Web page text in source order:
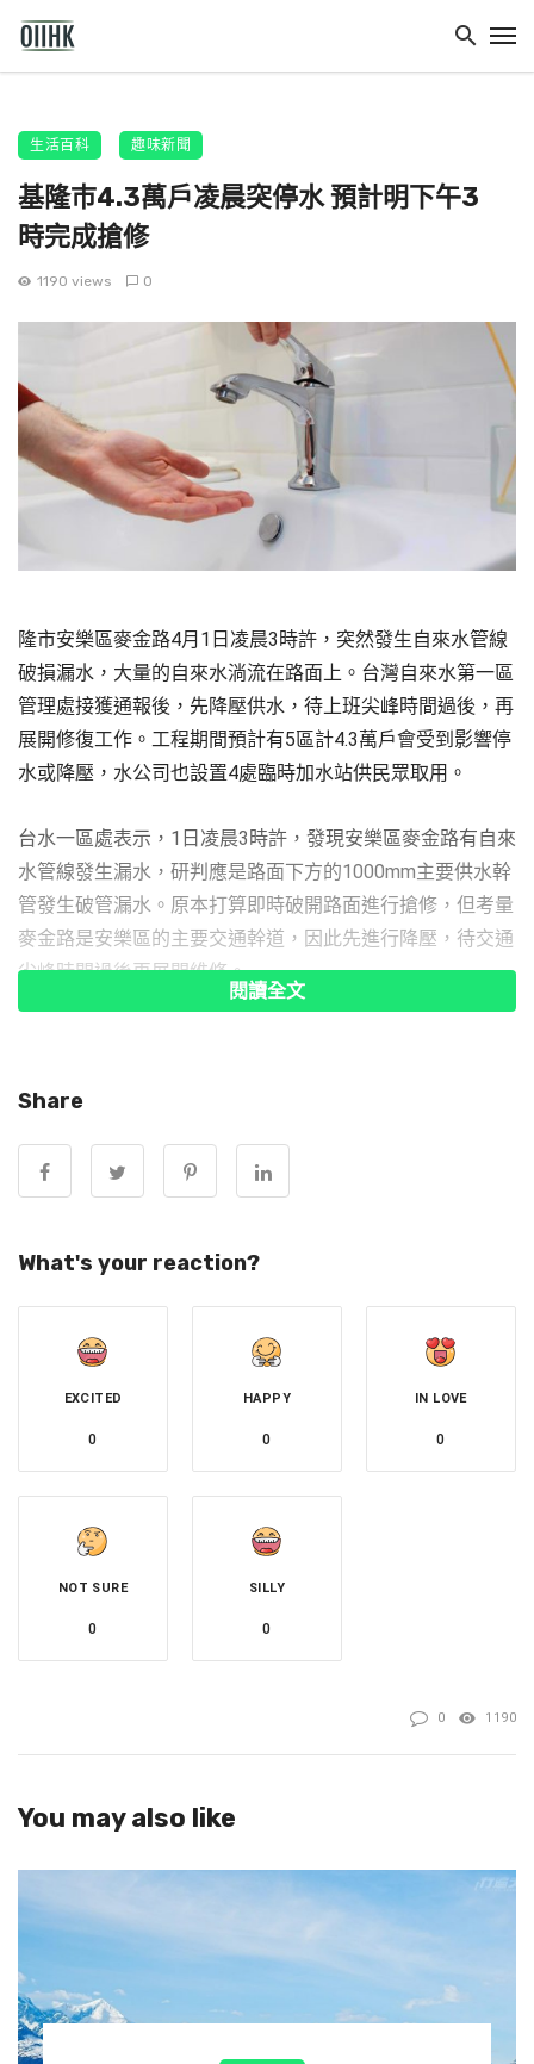
生活百科 趣味新聞
基隆巿4.3萬戶凌晨突停水 預計明下午3
時完成搶修
1190 views 0
隆市安樂區麥金路4月1日凌晨3時許，突然發生自來水管線
破損漏水，大量的自來水淌流在路面上。台灣自來水第一區
管理處接獲通報後，先降壓供水，待上班尖峰時間過後，再
展開修復工作。工程期間預計有5區計4.3萬戶會受到影響停
水或降壓，水公司也設置4處臨時加水站供民眾取用。
台水一區處表示，1日凌晨3時許，發現安樂區麥金路有自來
水管線發生漏水，研判應是路面下方的1000mm主要供水幹
管發生破管漏水。原本打算即時破開路面進行搶修，但考量
麥金路是安樂區的主要交通幹道，因此先進行降壓，待交通
尖峰時間過後再展開維修。
仁愛區、中山區及安樂區等共26498戶停水。另外，也會影
43606戶。
輸水管道之列，這次工程將視路面破開工檢視破損的狀況，
決定採取修復或汰換的方式施工。同時，為方便民眾用水，
一區處也將在老大公廟前、東信里民活動中心、劉銘傳路口
等處，設置臨時加水站。
基隆市安樂區麥金路上的供水幹管發生破損，台水公司進行
閱讀全文
Share
What's your reaction?
EXCITED
0
HAPPY
0
IN LOVE
0
NOT SURE
0
SILLY
0
0 1190
You may also like